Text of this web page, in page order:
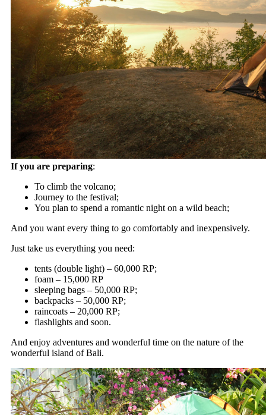
If you are preparing:
To climb the volcano;
Journey to the festival;
You plan to spend a romantic night on a wild beach;
And you want every thing to go comfortably and inexpensively.
Just take us everything you need:
tents (double light) – 60,000 RP;
foam – 15,000 RP
sleeping bags – 50,000 RP;
backpacks – 50,000 RP;
raincoats – 20,000 RP;
flashlights and soon.
And enjoy adventures and wonderful time on the nature of the
wonderful island of Bali.